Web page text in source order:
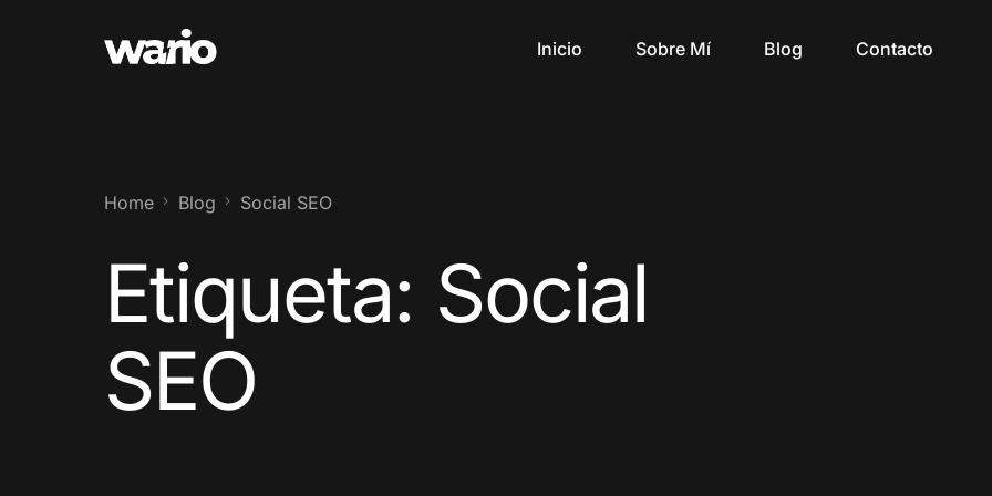
Inicio Sobre Mí Blog Contacto
Home Blog Social SEO
Etiqueta: Social
SEO